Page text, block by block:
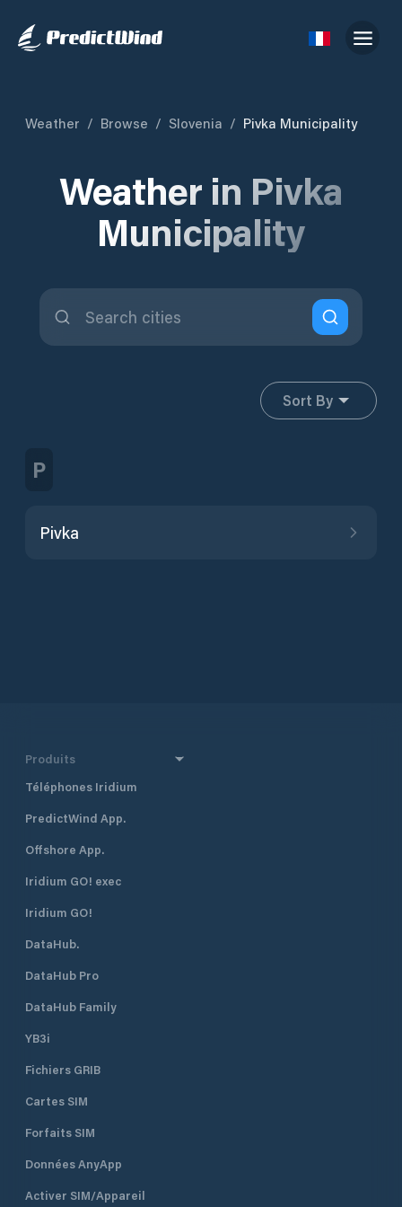
Weather / Browse / Slovenia / Pivka Municipality
Weather in Pivka
Municipality
Sort By
P
Pivka
Produits
Téléphones Iridium
PredictWind App.
Offshore App.
Iridium GO! exec
Iridium GO!
DataHub.
DataHub Pro
DataHub Family
YB3i
Fichiers GRIB
Cartes SIM
Forfaits SIM
Données AnyApp
Activer SIM/Appareil